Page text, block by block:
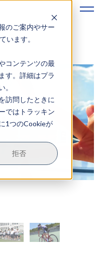
のご案内やサー
います。
コンテンツの最
す。詳細はプラ
。
訪問したときに
ではトラッキン
1つのCookieが
拒否
かた
ン